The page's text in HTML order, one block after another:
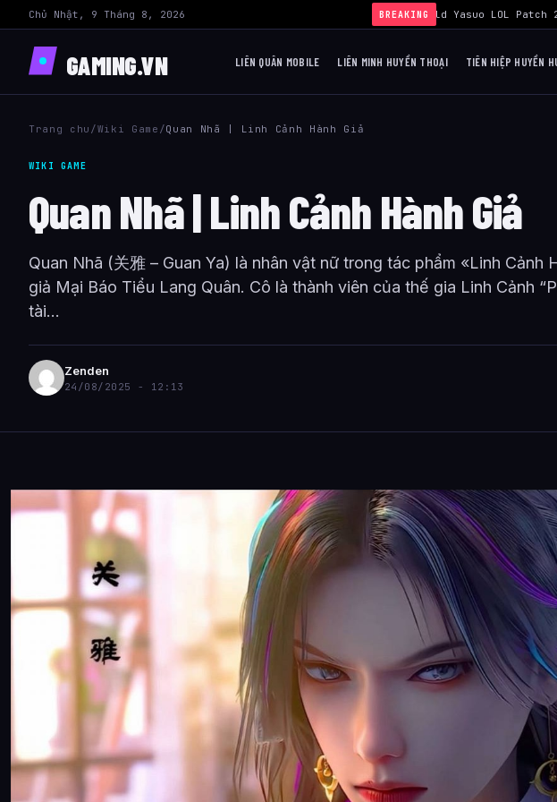
Chủ Nhật, 9 Tháng 8, 2026 BREAKING
› Build Yasuo LOL Patch
GAMING.VN LIÊN QUÂN MOBILE LIÊN MINH HUYỀN THOẠI TIÊN HIỆP HUYỀN
Trang chu /Wiki Game /Quan Nhã | Linh Cảnh Hành Giả
WIKI GAME
Quan Nhã | Linh Cảnh Hành Giả
Quan Nhã (关雅 – Guan Ya) là nhân vật nữ trong tác phẩm «Linh Cảnh
giả Mại Báo Tiểu Lang Quân. Cô là thành viên của thế gia Linh Cảnh
tài...
Zenden
24/08/2025 - 12:13